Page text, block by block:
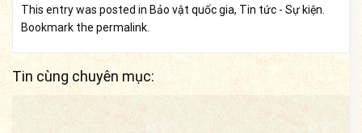
This entry was posted in Bảo vật quốc gia, Tin tức - Sự kiện
Bookmark the permalink
Tin cùng chuyên mục: